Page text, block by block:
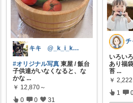
キキ @_k_i_k_i_o
#オリジナル写真 東屋 / 飯台
子供達がいなくなると、な
かな ...
￥ 12,870～
0 0 31
いろい
あり福
苔 ...
￥ 2,222
1